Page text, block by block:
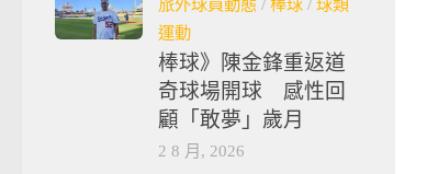
運動
棒球》陳金鋒重返道
奇球場開球 感性回
顧「敢夢」歲月
2 8 月, 2026